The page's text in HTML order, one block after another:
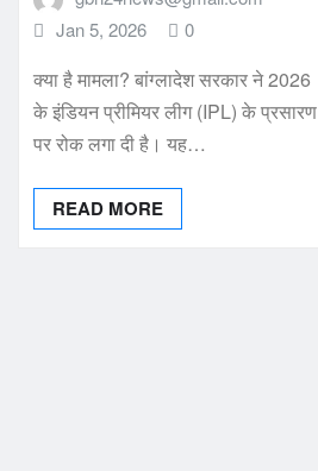
Jan 5, 2026
0
क्या है मामला? बांग्लादेश सरकार ने 2026
के इंडियन प्रीमियर लीग (IPL) के प्रसारण
पर रोक लगा दी है। यह…
READ MORE